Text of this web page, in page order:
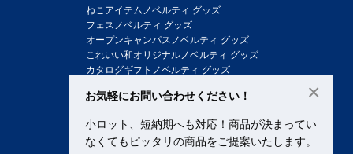
ねこアイテムノベルティ グッズ
フェスノベルティ グッズ
オープンキャンパスノベルティ グッズ
これいい和オリジナルノベルティ グッズ
カタログギフトノベルティ グッズ
お気軽にお問い合わせください！
小ロット、短納期へも対応！商品が決まってい
なくてもピッタリの商品をご提案いたします。
×